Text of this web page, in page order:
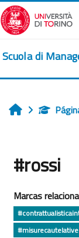
Salta al contenido
Scuola di
Inicio
#rossi
Marcas
#misurecautelative